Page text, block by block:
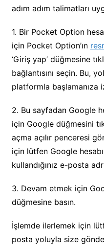
adım adım talimatları
1. Bir Pocket Option
için Pocket Option’ın
‘Giriş yap’ düğmesine
bağlantısını seçin. Bu,
platformla başlamanıza
2. Bu sayfadan Google
için Google düğmesini
açma açılır penceresi
için lütfen Google
kullandığınız e-posta
3. Devam etmek için
düğmesine basın.
İşlemde ilerlemek için
posta yoluyla size